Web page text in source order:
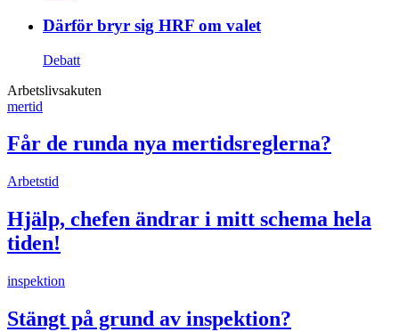
Därför bryr sig HRF om valet
Debatt
Arbetslivsakuten
mertid
Får de runda nya mertidsreglerna?
Arbetstid
Hjälp, chefen ändrar i mitt schema hela
tiden!
inspektion
Stängt på grund av inspektion?